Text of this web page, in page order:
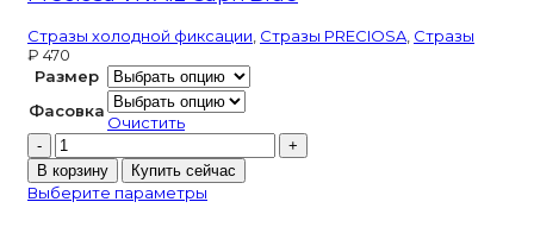
Стразы холодной фиксации Стразы PRECIOSA Стразы
₽ 470
Размер
Фасовка
Очистить
Количество
товара
Preciosa
VIVA12
В корзину Купить сейчас
Выберите параметры